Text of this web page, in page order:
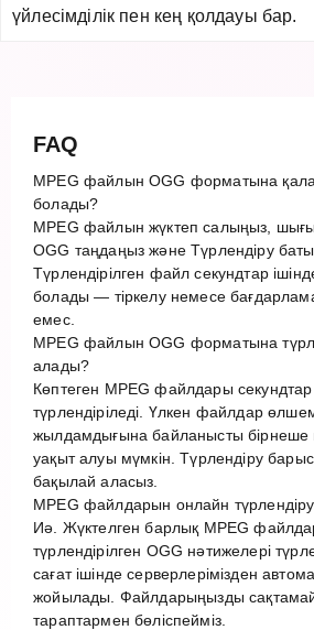
үйлесімділік пен кең қолдауы бар.
FAQ
MPEG файлын OGG форматына
болады?
MPEG файлын жүктеп салыңыз,
OGG таңдаңыз және Түрлендіру
Түрлендірілген файл секундтар
болады — тіркелу немесе
емес.
MPEG файлын OGG форматына
алады?
Көптеген MPEG файлдары секундтар
түрлендіріледі. Үлкен файлдар
жылдамдығына байланысты бірнеше
уақыт алуы мүмкін. Түрлендіру
бақылай аласыз.
MPEG файлдарын онлайн түрлендіру
Иә. Жүктелген барлық MPEG
түрлендірілген OGG нәтижелері
сағат ішінде серверлерімізден
жойылады. Файлдарыңызды
тараптармен бөліспейміз.